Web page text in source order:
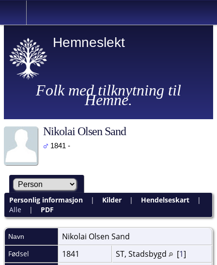
Hemneslekt
Folk med tilknytning til
Hemne.
Nikolai Olsen Sand
1841 -
Personlig informasjon| Kilder| Hendelseskart|
Alle | PDF
Navn Nikolai Olsen Sand
Fødsel 1841 ST, Stadsbygd [1]